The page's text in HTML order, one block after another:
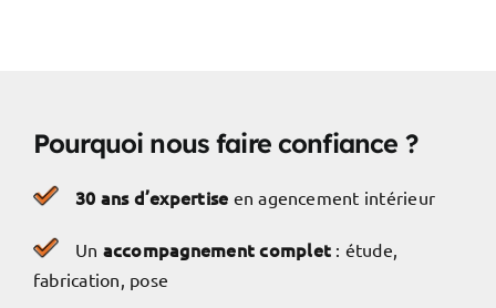
Pourquoi nous faire confiance ?
30 ans d’expertise en agencement intérieur
Un accompagnement complet : étude,
fabrication, pose